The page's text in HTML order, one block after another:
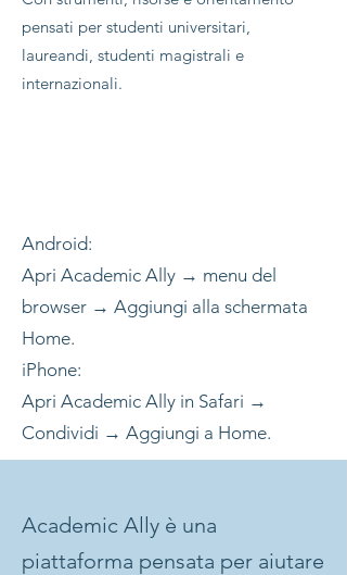
pensati per studenti universitari,
laureandi, studenti magistrali e
internazionali.
Android:
Apri Academic Ally → menu del
browser → Aggiungi alla schermata
Home.
iPhone:
Apri Academic Ally in Safari →
Condividi → Aggiungi a Home.
Academic Ally è una
piattaforma pensata per aiutare